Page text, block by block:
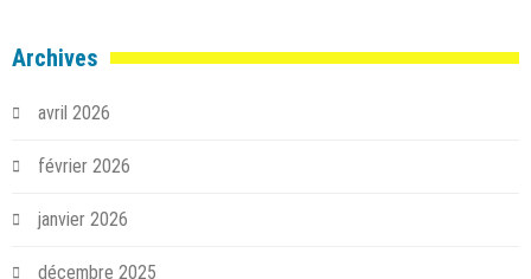
Archives
avril 2026
février 2026
janvier 2026
décembre 2025